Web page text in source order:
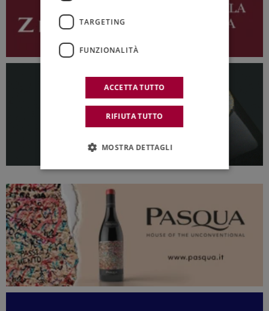
TARGETING
FUNZIONALITÀ
ACCETTA TUTTO
RIFIUTA TUTTO
MOSTRA DETTAGLI